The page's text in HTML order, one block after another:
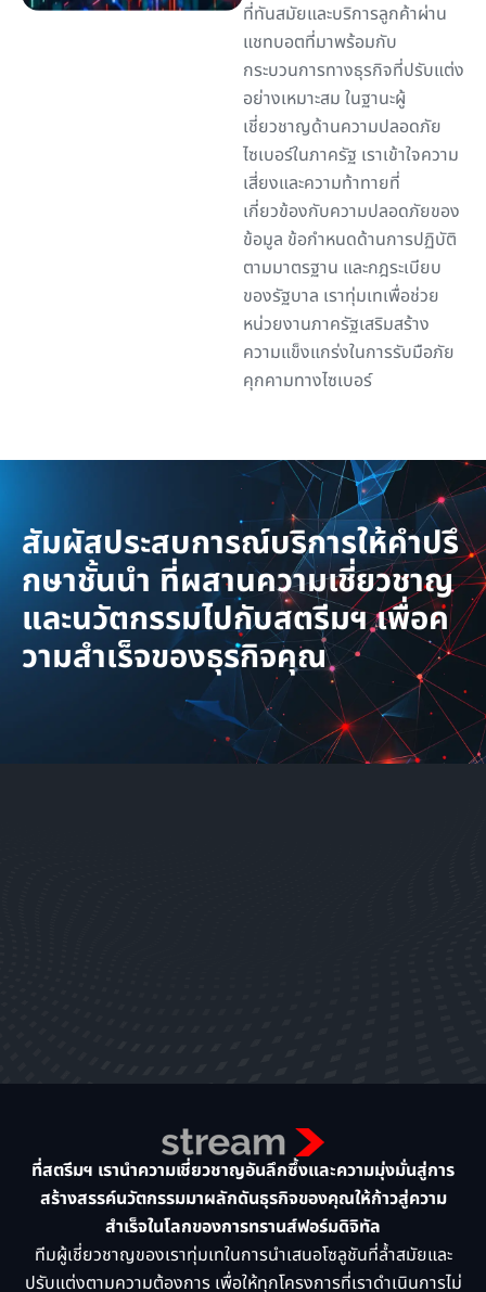
ที่ทันสมัยและบริการลูกค้าผ่าน
แชทบอตที่มาพร้อมกับ
กระบวนการทางธุรกิจที่ปรับแต่ง
อย่างเหมาะสม ในฐานะผู้
เชี่ยวชาญด้านความปลอดภัย
ไซเบอร์ในภาครัฐ เราเข้าใจความ
เสี่ยงและความท้าทายที่
เกี่ยวข้องกับความปลอดภัยของ
ข้อมูล ข้อกำหนดด้านการปฏิบัติ
ตามมาตรฐาน และกฎระเบียบ
ของรัฐบาล เราทุ่มเทเพื่อช่วย
หน่วยงานภาครัฐเสริมสร้าง
ความแข็งแกร่งในการรับมือภัย
คุกคามทางไซเบอร์
สัมผัสประสบการณ์บริการให้คำปรึ
กษาชั้นนำ ที่ผสานความเชี่ยวชาญ
และนวัตกรรมไปกับสตรีมฯ เพื่อค
วามสำเร็จของธุรกิจคุณ
ที่สตรีมฯ เรานำความเชี่ยวชาญอันลึกซึ้งและความมุ่งมั่นสู่การ
สร้างสรรค์นวัตกรรมมาผลักดันธุรกิจของคุณให้ก้าวสู่ความ
สำเร็จในโลกของการทรานส์ฟอร์มดิจิทัล
ทีมผู้เชี่ยวชาญของเราทุ่มเทในการนำเสนอโซลูชันที่ล้ำสมัยและ
ปรับแต่งตามความต้องการ เพื่อให้ทุกโครงการที่เราดำเนินการไม่